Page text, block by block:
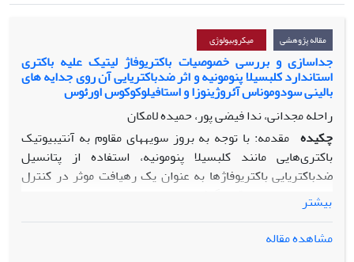
مقاله پژوهشی میکروبیولوژی
جداسازی و بررسی خصوصیات باکتریوفاژ لیتیک علیه باکتری
استاندارد کلبسیلا پنومونیه و اثر ضدباکتریایی آن روی جدایه های
بالینی سودوموناس آئروژینوزا و استافیلوکوکوس اورئوس
راحله مجدانی، ندا فیضی پور، حمیده لامکان
چکیده مقدمه: با توجه به بروز سویه­های مقاوم به آنتی­بیوتیک
باکتری‌هایی مانند کلبسیلا پنومونیه، استفاده از پتانسیل
ضدباکتریایی باکتریوفاژها به­ عنوان یک رهیافت­ موثر در کنترل
عفونت­ها مورد توجه قرار گرفته است.
مواد و روش­ها: پس از جداسازی باکتریوفاژ لیتیک (
بیشتر
مشاهده مقاله